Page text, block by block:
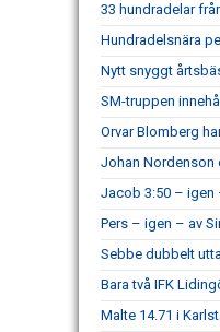
33 hundradelar
Hundradelsnära
Nytt snyggt
SM-truppen
Orvar Blomberg
Johan Nordenson
Jacob 3:50 – igen
Pers – igen – av
Sebbe dubbelt
Bara två IFK
Malte 14.71 i